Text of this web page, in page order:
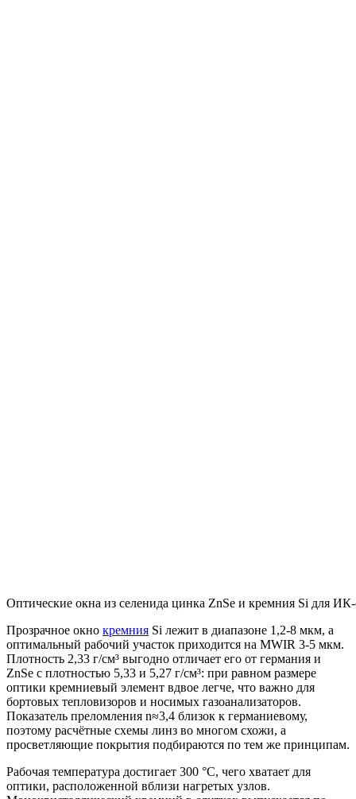
Оптические окна из селенида цинка ZnSe и кремния Si для
Прозрачное окно кремния Si лежит в диапазоне 1,2-8 мкм, а
оптимальный рабочий участок приходится на MWIR 3-5 мкм.
Плотность 2,33 г/см³ выгодно отличает его от германия и
ZnSe с плотностью 5,33 и 5,27 г/см³: при равном размере
оптики кремниевый элемент вдвое легче, что важно для
бортовых тепловизоров и носимых газоанализаторов.
Показатель преломления n≈3,4 близок к германиевому,
поэтому расчётные схемы линз во многом схожи, а
просветляющие покрытия подбираются по тем же принципам.
Рабочая температура достигает 300 °C, чего хватает для
оптики, расположенной вблизи нагретых узлов.